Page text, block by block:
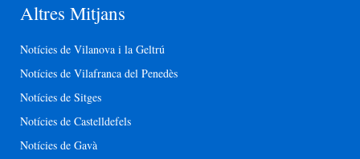
Altres Mitjans
Notícies de Vilanova i la Geltrú
Notícies de Vilafranca del Penedès
Notícies de Sitges
Notícies de Castelldefels
Notícies de Gavà